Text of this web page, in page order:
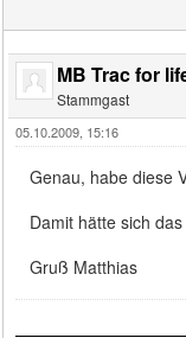
MB Trac for
Stammgast
05.10.2009, 15:16
Genau, habe diese
Damit hätte sich
Gruß Matthias